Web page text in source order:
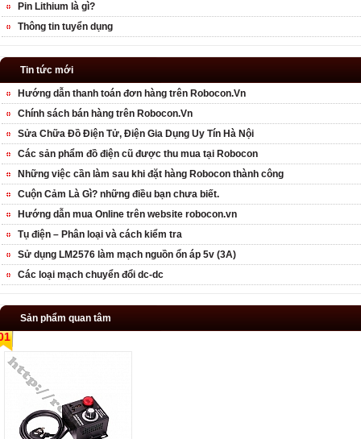
Pin Lithium là gì?
Thông tin tuyển dụng
Tin tức mới
Hướng dẫn thanh toán đơn hàng trên Robocon.Vn
Chính sách bán hàng trên Robocon.Vn
Sửa Chữa Đồ Điện Tử, Điện Gia Dụng Uy Tín Hà Nội
Các sản phẩm đồ điện cũ được thu mua tại Robocon
Những việc cần làm sau khi đặt hàng Robocon thành công
Cuộn Cảm Là Gì? những điều bạn chưa biết.
Hướng dẫn mua Online trên website robocon.vn
Tụ điện – Phân loại và cách kiểm tra
Sử dụng LM2576 làm mạch nguồn ổn áp 5v (3A)
Các loại mạch chuyển đổi dc-dc
Sản phẩm quan tâm